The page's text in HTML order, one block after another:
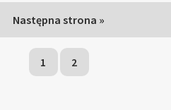
Następna strona »
1 2